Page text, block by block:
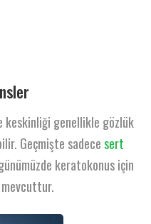
keskinliği genellikle gözlük
Geçmişte sadecesert
keratokonus için